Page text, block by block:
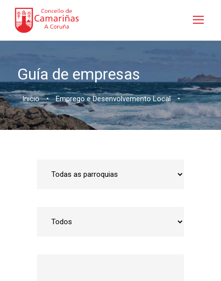
Guía de empresas
Inicio • Emprego e Desenvolvemento Local •